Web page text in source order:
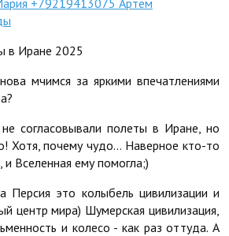
+79219413075 Артем
в Иране 2025
мчимся за яркими впечатлениями
согласовывали полеты в Иране, но
Хотя, почему чудо… Наверное кто-то
и Вселенная ему помогла;)
Персия это колыбель цивилизации и
центр мира) Шумерская цивилизация,
и колесо - как раз оттуда. А